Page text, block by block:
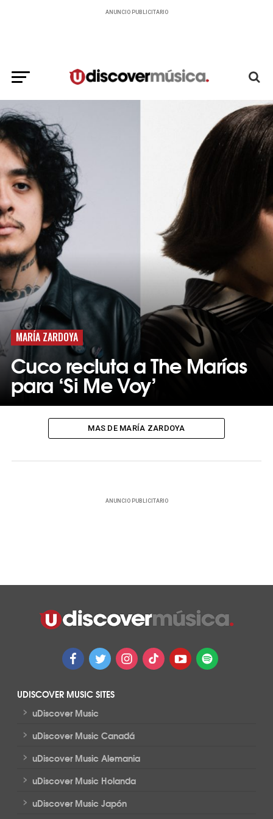
ANUNCIO PUBLICITARIO
MARÍA ZARDOYA
Cuco recluta a The Marías
para ‘Si Me Voy’
MAS DE MARÍA ZARDOYA
ANUNCIO PUBLICITARIO
UDISCOVER MUSIC SITES
> uDiscover Music
> uDiscover Music Canadá
> uDiscover Music Alemania
> uDiscover Music Holanda
> uDiscover Music Japón